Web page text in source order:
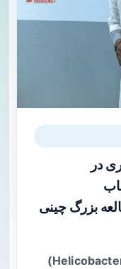
در
بزرگ چینی
مقدمه هلیکوباکتر پیلوری (Helicobacter pylori)